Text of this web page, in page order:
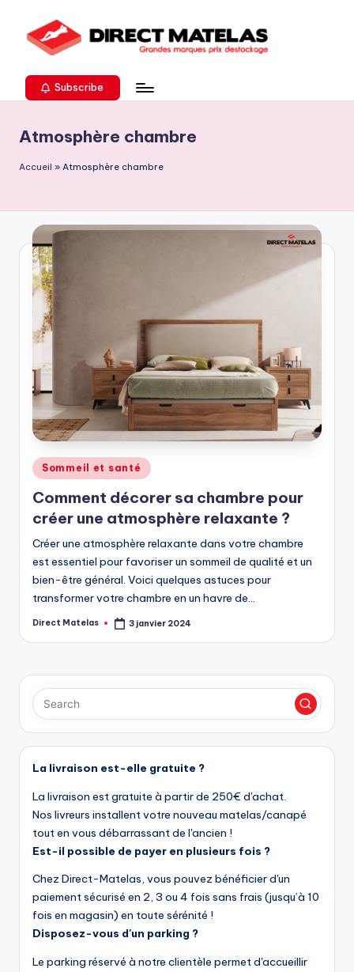
Subscribe
Atmosphère chambre
Accueil » Atmosphère chambre
Sommeil et santé
Comment décorer sa chambre pour
créer une atmosphère relaxante ?
Créer une atmosphère relaxante dans votre chambre
est essentiel pour favoriser un sommeil de qualité et un
bien-être général. Voici quelques astuces pour
transformer votre chambre en un havre de…
Direct Matelas 3 janvier 2024
La livraison est-elle gratuite ?
La livraison est gratuite à partir de 250€ d'achat.
Nos livreurs installent votre nouveau matelas/canapé
tout en vous débarrassant de l'ancien !
Est-il possible de payer en plusieurs fois ?
Chez Direct-Matelas, vous pouvez bénéficier d'un
paiement sécurisé en 2, 3 ou 4 fois sans frais (jusqu’à 10
fois en magasin) en toute sérénité !
Disposez-vous d'un parking ?
Le parking réservé à notre clientèle permet d'accueillir